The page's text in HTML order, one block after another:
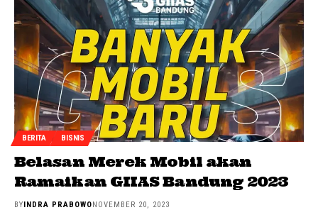
BERITA BISNIS
Belasan Merek Mobil akan
Ramaikan GIIAS Bandung 2023
BYINDRA PRABOWONOVEMBER 20, 2023